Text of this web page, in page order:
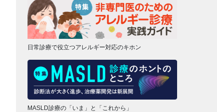
日常診療で役立つアレルギー対応のキホン
MASLD診療の「いま」と「これから」